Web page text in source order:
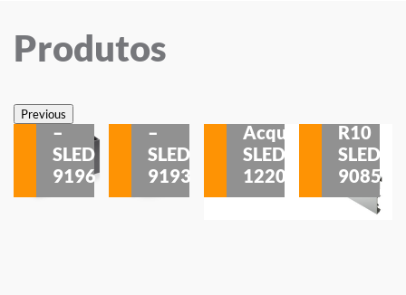
Produtos
PreviousSobrepor
–
SLED
9196
–
SLED
9193
Acqua
SLED
1220
R10
SLED
9085